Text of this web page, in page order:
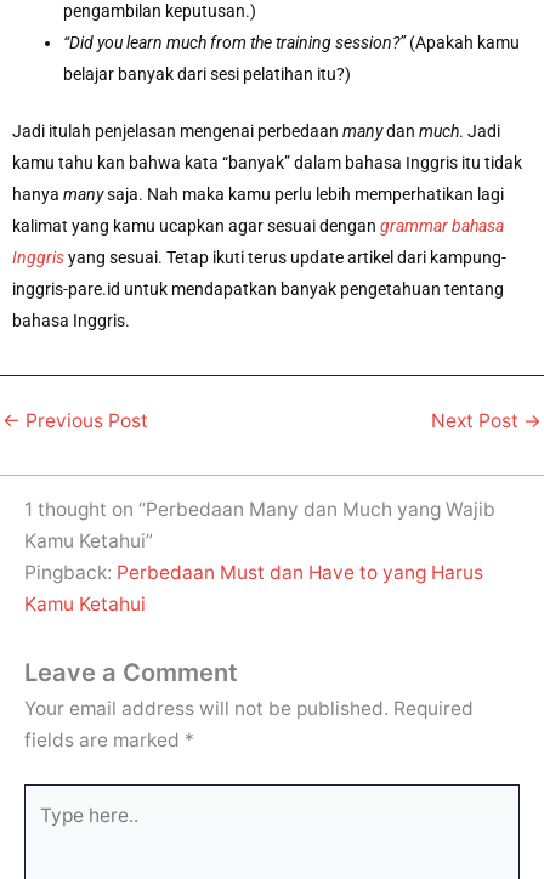
pengambilan keputusan.)
“Did you learn much from the training session?”(Apakah kamu
belajar banyak dari sesi pelatihan itu?)
Jadi itulah penjelasan mengenai perbedaan manydan much. Jadi
kamu tahu kan bahwa kata “banyak” dalam bahasa Inggris itu tidak
hanya manysaja. Nah maka kamu perlu lebih memperhatikan lagi
kalimat yang kamu ucapkan agar sesuai dengan grammar bahasa
Inggrisyang sesuai. Tetap ikuti terus update artikel dari kampung-
inggris-pare.id untuk mendapatkan banyak pengetahuan tentang
bahasa Inggris.
← Previous Post Next Post →
1 thought on “Perbedaan Many dan Much yang Wajib
Kamu Ketahui”
Pingback: Perbedaan Must dan Have to yang Harus
Kamu Ketahui
Leave a Comment
Your email address will not be published. Required
fields are marked *
here..